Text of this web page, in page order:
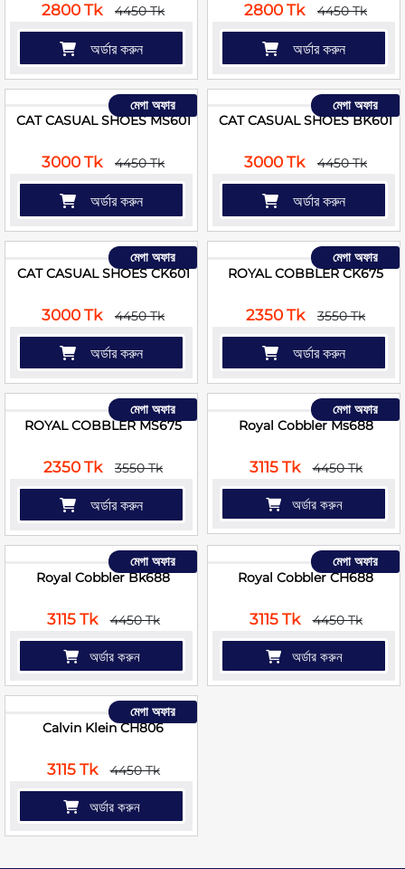
2800 Tk 4450 Tk
অর্ডার করুন
2800 Tk 4450 Tk
অর্ডার করুন
মেগা অফার
CAT CASUAL SHOES MS601
3000 Tk 4450 Tk
অর্ডার করুন
মেগা অফার
CAT CASUAL SHOES BK601
3000 Tk 4450 Tk
অর্ডার করুন
মেগা অফার
CAT CASUAL SHOES CK601
3000 Tk 4450 Tk
অর্ডার করুন
মেগা অফার
ROYAL COBBLER CK675
2350 Tk 3550 Tk
অর্ডার করুন
মেগা অফার
ROYAL COBBLER MS675
2350 Tk 3550 Tk
অর্ডার করুন
মেগা অফার
Royal Cobbler Ms688
3115 Tk 4450 Tk
অর্ডার করুন
মেগা অফার
Royal Cobbler Bk688
3115 Tk 4450 Tk
অর্ডার করুন
মেগা অফার
Royal Cobbler CH688
3115 Tk 4450 Tk
অর্ডার করুন
মেগা অফার
Calvin Klein CH806
3115 Tk 4450 Tk
অর্ডার করুন